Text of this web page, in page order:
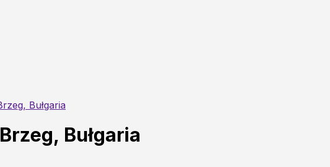
Bułgaria
Bułgaria